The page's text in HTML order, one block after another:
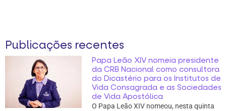
Publicações recentes
Papa Leão XIV nomeia presidente
da CRB Nacional como consultora
do Dicastério para os Institutos de
Vida Consagrada e as Sociedades
de Vida Apostólica
O Papa Leão XIV nomeou, nesta quinta